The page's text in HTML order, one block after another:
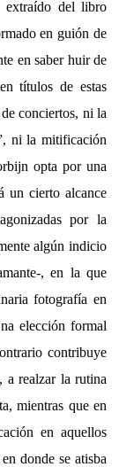
extraído del libro
en guión de
en saber huir de
títulos de estas
conciertos, ni la
ni la mitificación
opta por una
un cierto alcance
por la
algún indicio
, en la que
fotografía en
elección formal
contribuye
a realzar la rutina
mientras que en
en aquellos
donde se atisba